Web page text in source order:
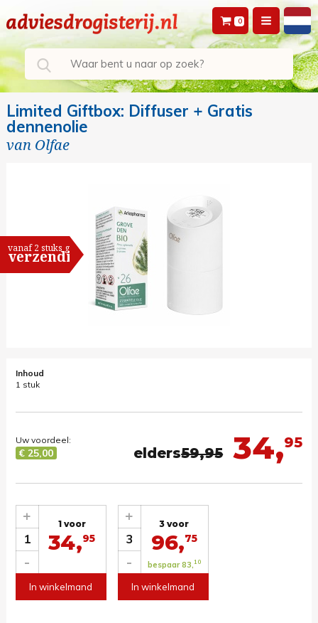
0
Limited Giftbox: Diffuser + Gratis
dennenolie
van Olfae
vanaf 2 stuks gratis
verzending
Inhoud
1 stuk
34,95
elders59,95
Uw voordeel:
€ 25,00
1
-
+ 1 voor
34,95
In winkelmand
3
-
+ 3 voor
96,75
bespaar 83,10
In winkelmand